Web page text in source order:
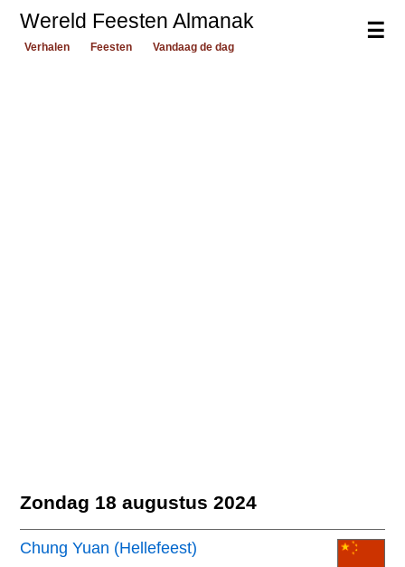
☰
Wereld Feesten Almanak
Verhalen Feesten Vandaag de dag
Zondag 18 augustus 2024
Chung Yuan (Hellefeest)